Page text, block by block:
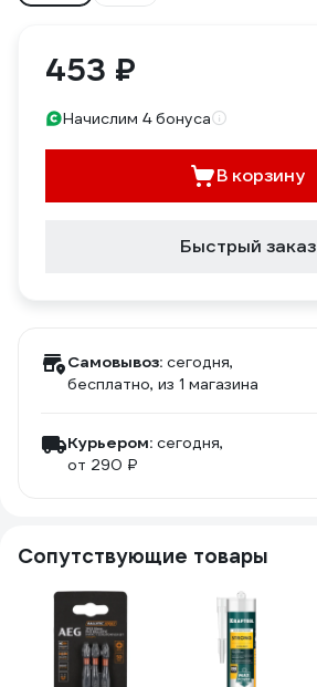
453 ₽
Начислим 4 бонуса
В корзину
Быстрый заказ
Самовывоз: сегодня,
бесплатно, из 1 магазина
Курьером: сегодня,
от 290 ₽
Сопутствующие товары